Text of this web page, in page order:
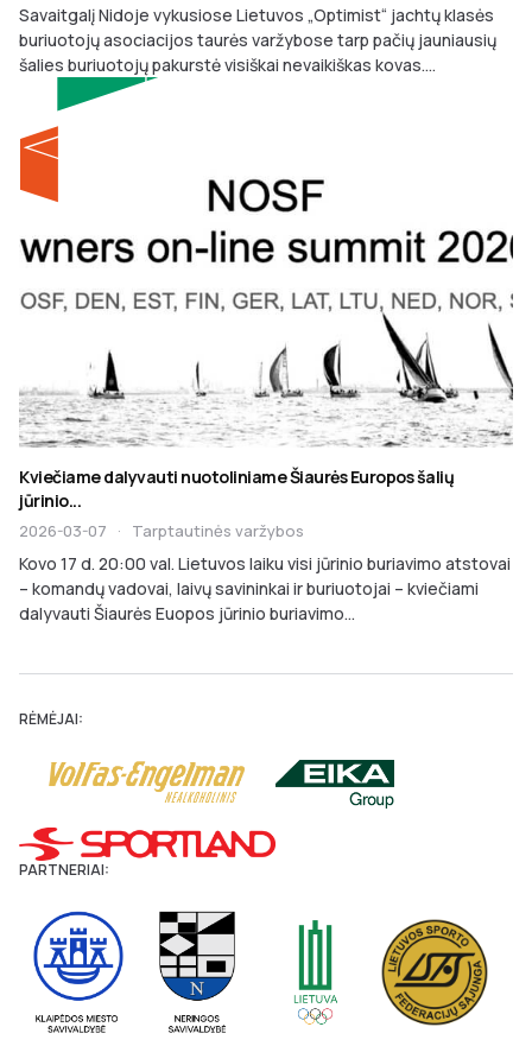
Savaitgalį Nidoje vykusiose Lietuvos „Optimist“ jachtų klasės
buriuotojų asociacijos taurės varžybose tarp pačių jauniausių
šalies buriuotojų pakurstė visiškai nevaikiškas kovas....
Kviečiame dalyvauti nuotoliniame Šiaurės Europos šalių
jūrinio...
2026-03-07 · Tarptautinės varžybos
Kovo 17 d. 20:00 val. Lietuvos laiku visi jūrinio buriavimo atstovai
– komandų vadovai, laivų savininkai ir buriuotojai – kviečiami
dalyvauti Šiaurės Euopos jūrinio buriavimo...
RĖMĖJAI:
PARTNERIAI: